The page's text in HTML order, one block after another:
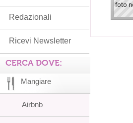
Redazionali
Ricevi Newsletter
CERCA DOVE:
Mangiare
Airbnb